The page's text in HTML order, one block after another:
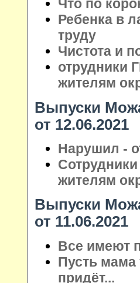
Что по
Ребенка в
труду
Чистота и
отрудники
жителям
Выпуски
от 12.06.2021
Нарушил -
жителям
Выпуски
от 11.06.2021
Все имеют
Пусть
придёт...